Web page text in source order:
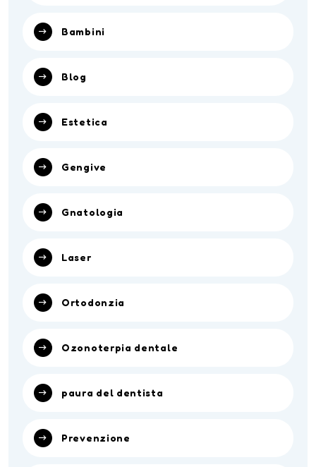
Bambini
Blog
Estetica
Gengive
Gnatologia
Laser
Ortodonzia
Ozonoterpia dentale
paura del dentista
Prevenzione